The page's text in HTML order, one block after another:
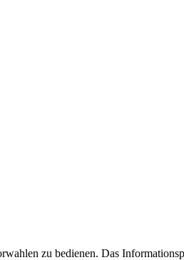
zu bedienen. Das